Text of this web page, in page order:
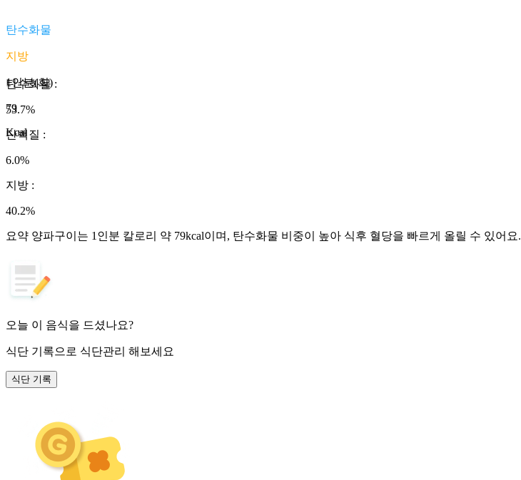
탄수화물
지방
1인분(회)
79
Kcal
탄수화물:
53.7%
단백질 :
6.0%
지방 :
40.2%
요약 양파구이는 1인분 칼로리 약 79kcal이며, 탄수화물 비중이 높아 식후 혈당을 빠르게 올릴 수 있어요.
오늘 이 음식을 드셨나요?
식단 기록으로 식단관리 해보세요
식단 기록